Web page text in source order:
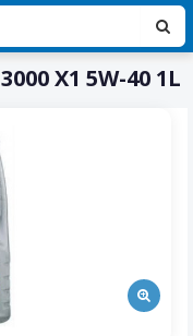
X1 5W-40 1L